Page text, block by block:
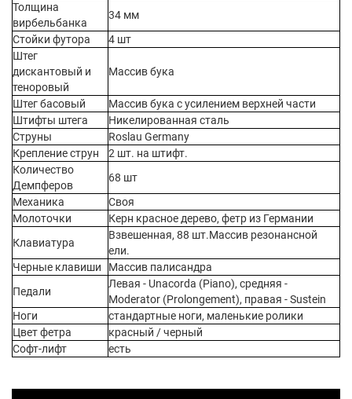
Толщина
вирбельбанка
34 мм
Стойки футора
4 шт
Штег
дискантовый и
теноровый
Массив бука
Штег басовый
Массив бука с усилением верхней части
Штифты штега
Никелированная сталь
Струны
Roslau Germany
Крепление струн
2 шт. на штифт.
Количество
Демпферов
68 шт
Механика
Своя
Молоточки
Керн красное дерево, фетр из Германии
Клавиатура
Взвешенная, 88 шт.Массив резонансной
ели.
Черные клавиши
Массив палисандра
Педали
Левая - Unacorda (Piano), средняя -
Moderator (Prolongement), правая - Sustein
Ноги
стандартные ноги, маленькие ролики
Цвет фетра
красный / черный
Софт-лифт
есть